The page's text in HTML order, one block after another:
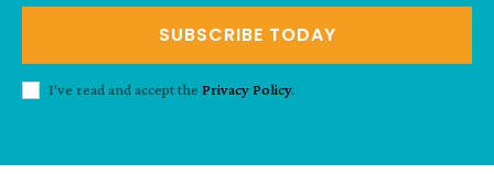
SUBSCRIBE TODAY
I've read and accept the Privacy Policy.